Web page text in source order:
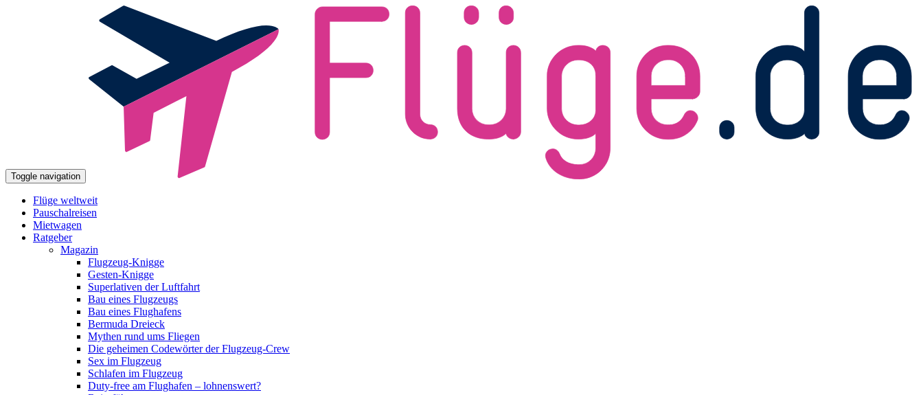
Toggle navigation
Flüge weltweit
Pauschalreisen
Mietwagen
Ratgeber
Magazin
Flugzeug-Knigge
Gesten-Knigge
Superlativen der Luftfahrt
Bau eines Flugzeugs
Bau eines Flughafens
Bermuda Dreieck
Mythen rund ums Fliegen
Die geheimen Codewörter der Flugzeug-Crew
Sex im Flugzeug
Schlafen im Flugzeug
Duty-free am Flughafen – lohnenswert?